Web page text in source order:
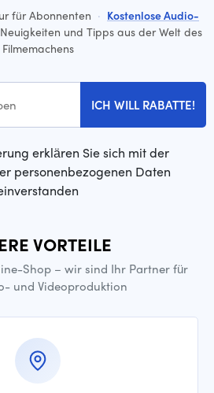
für Abonnenten · Kostenlose Audio-
Neuigkeiten und Tipps aus der Welt des
Filmemachens
ICH WILL RABATTE!
erklären Sie sich mit der
personenbezogenen Daten
VORTEILE
Shop – wir sind Ihr Partner für
und Videoproduktion